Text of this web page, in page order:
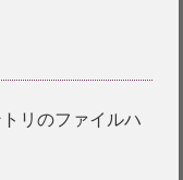
リのファイルハ